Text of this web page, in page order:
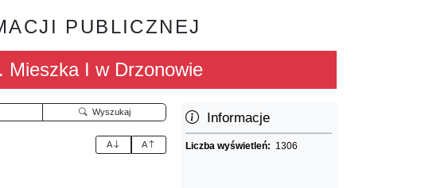
PUBLICZNEJ
Mieszka I w Drzonowie
Wyszukaj
A A
Informacje
Liczba wyświetleń: 1306